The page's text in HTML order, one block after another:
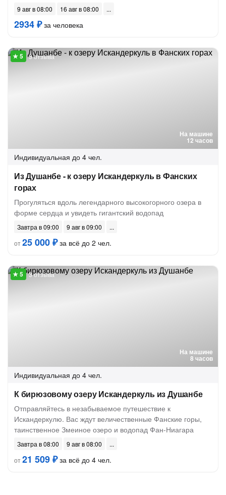
9 авг в 08:00 16 авг в 08:00
2934 ₽за человека
На машине
12 часов
3 отзыва
Индивидуальная до 4 чел.
Из Душанбе - к озеру Искандеркуль в Фанских
горах
Прогуляться вдоль легендарного высокогорного озера в
форме сердца и увидеть гигантский водопад
Завтра в 09:00
9 авг в 09:00
от25 000 ₽за всё до 2 чел.
На машине
8 часов
3 отзыва
Индивидуальная до 4 чел.
К бирюзовому озеру Искандеркуль из Душанбе
Отправляйтесь в незабываемое путешествие к
Искандеркулю. Вас ждут величественные Фанские горы,
таинственное Змеиное озеро и водопад Фан-Ниагара
Завтра в 08:00
9 авг в 08:00
от21 509 ₽за всё до 4 чел.